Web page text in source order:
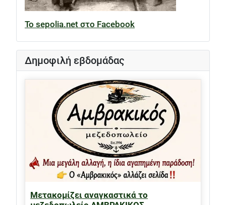
Το sepolia.net στο Facebook
Δημοφιλή εβδομάδας
Μετακομίζει αναγκαστικά το